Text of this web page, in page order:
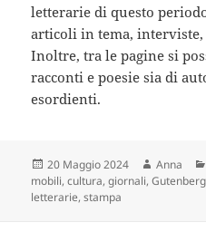
letterarie di questo
articoli in tema,
Inoltre, tra le pagine si
racconti e poesie sia di
esordienti.
Scritto
il
20 Maggio 2024 Autore
Anna
mobili,cultura,giornali,Gutenberg
letterarie,stampa